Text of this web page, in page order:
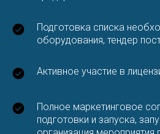
Подготовка списка
оборудования, тендер
Активное участие в
Полное маркетинговое
подготовки и запуска,